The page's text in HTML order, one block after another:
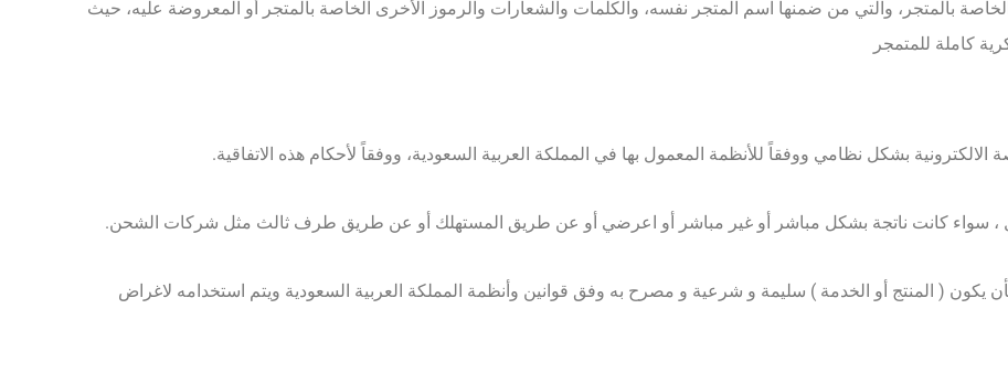
بالمتجر، والتي من ضمنها اسم المتجر نفسه، والكلمات والشعارات والرموز الأخرى الخاصة بالمتجر أو المعروضة عليه، حيث
كاملة للمتمجر
يكون ( المنتج أو الخدمة ) سليمة و شرعية و مصرح به وفق قوانين وأنظمة المملكة العربية السعودية ويتم استخدامه لاغراض